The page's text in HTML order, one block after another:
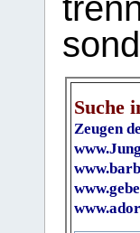
Suche
Zeugen